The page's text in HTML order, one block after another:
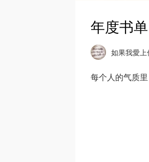
年度书
如果我愛上
每个人的气质